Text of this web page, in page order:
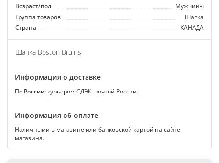
Возраст/пол
Мужчины
Группа товаров
Шапка
Страна
КАНАДА
Шапка Boston Bruins
Информация о доставке
По России: курьером СДЭК, почтой России.
Информация об оплате
Наличными в магазине или банковской картой на сайте
магазина.